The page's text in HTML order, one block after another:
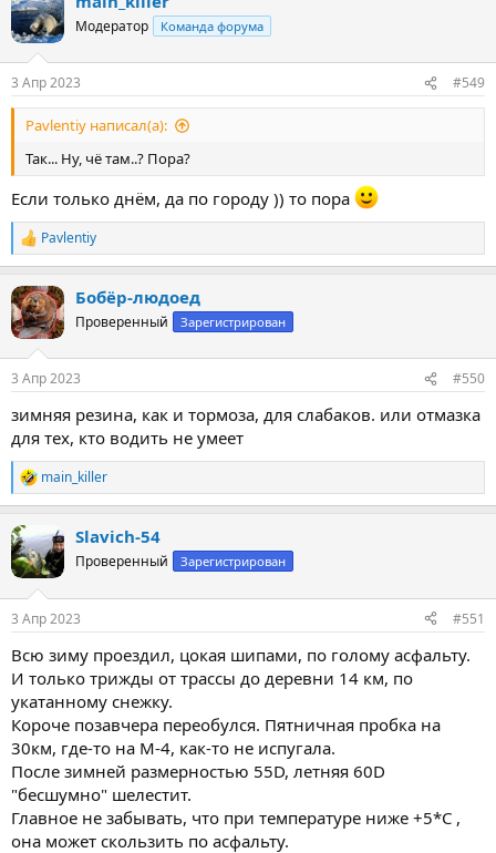
ц
и
Модератор Команда форума
3 Апр 2023 #549
Pavlentiy написал(а):
Так... Ну, чë там..? Пора?
Если только днём, да по городу )) то пора
Р
е
к
ц
и
Pavlentiy
Бобёр-людоед
Проверенный Зарегистрирован
3 Апр 2023 #550
зимняя резина, как и тормоза, для слабаков. или отмазка
для тех, кто водить не умеет
Р
е
к
ц
и
main_killer
Slavich-54
Проверенный Зарегистрирован
3 Апр 2023 #551
Всю зиму проездил, цокая шипами, по голому асфальту.
И только трижды от трассы до деревни 14 км, по
укатанному снежку.
Короче позавчера переобулся. Пятничная пробка на
30км, где-то на М-4, как-то не испугала.
После зимней размерностью 55D, летняя 60D
"бесшумно" шелестит.
Главное не забывать, что при температуре ниже +5*С ,
она может скользить по асфальту.